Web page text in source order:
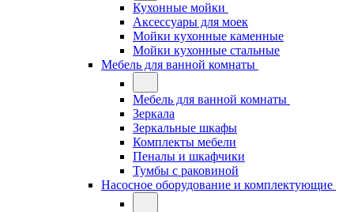
Кухонные мойки
Аксессуары для моек
Мойки кухонные каменные
Мойки кухонные стальные
Мебель для ванной комнаты
Мебель для ванной комнаты
Зеркала
Зеркальные шкафы
Комплекты мебели
Пеналы и шкафчики
Тумбы с раковиной
Насосное оборудование и комплектующие